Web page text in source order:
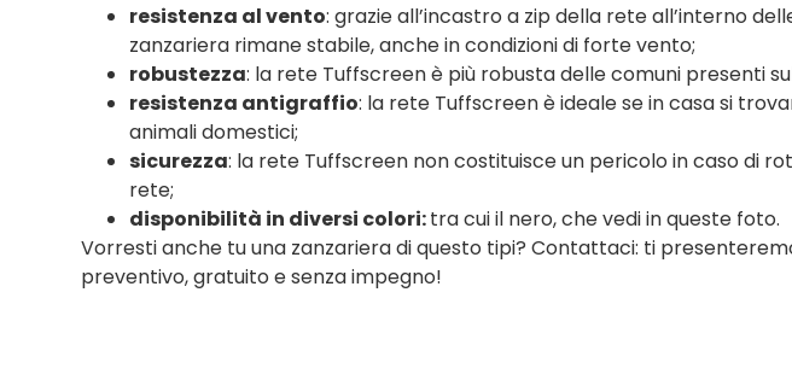
resistenza al vento: grazie all’incastro a zip della rete all’interno
zanzariera rimane stabile, anche in condizioni di forte vento;
robustezza: la rete Tuffscreen è più robusta delle comuni presenti
resistenza antigraffio: la rete Tuffscreen è ideale se in casa si
animali domestici;
sicurezza: la rete Tuffscreen non costituisce un pericolo in caso di
rete;
disponibilità in diversi colori:tra cui il nero, che vedi in queste foto.
Vorresti anche tu una zanzariera di questo tipi? Contattaci: ti
preventivo, gratuito e senza impegno!